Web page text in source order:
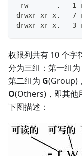
-rw-------.   1
drwxr-xr-x.   7
drwxr-xr-x.   3
权限列共有 10 个字
分为三组：第一组为
第二组为 G(Group)
O(Others)，即其他
下图描述：